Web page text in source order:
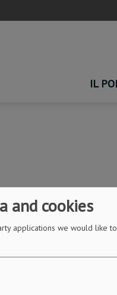
Main
IL
and cookies
applications we would like